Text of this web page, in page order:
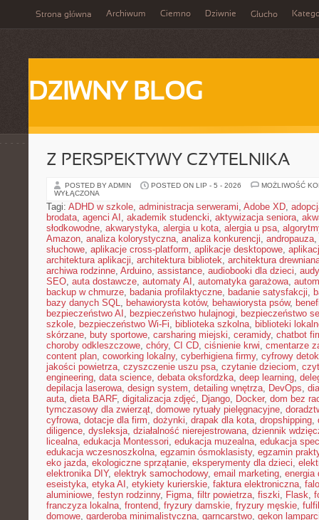
Strona główna Archiwum Ciemno Dziwnie Głucho
DZIWNY BLOG
Z PERSPEKTYWY CZYTELNIKA
POSTED BY ADMIN POSTED ON LIP - 5 - 2026
MOŻLIWOŚĆ
WYŁĄCZONA
Tagi: ADHD w szkole, administracja serwerami, Adobe XD,
brodata, agenci AI , akademik studencki, aktywizacja seniora,
słodkowodne, akwarystyka, alergia u kota, alergia u psa,
Amazon, analiza kolorystyczna, analiza konkurencji, andropauza,
słuchowe, aplikacje cross-platform, aplikacje desktopowe,
architektura aplikacji, architektura bibliotek, architektura
archiwa rodzinne, Arduino, assistance, audiobooki dla dzieci,
SEO, auta dostawcze, automaty AI , automatyka garażowa,
backup w chmurze, badania profilaktyczne, badanie satysfakcji,
bazy danych SQL, behawiorysta kotów, behawiorysta psów,
bezpieczeństwo AI , bezpieczeństwo hulajnogi, bezpieczeństwo
szkole, bezpieczeństwo Wi-Fi, biblioteka szkolna, biblioteki
skórzane, buty sportowe, carsharing miejski, ceramidy, chatbot
choroby odkleszczowe, chóry, CI CD, ciśnienie krwi, cmentarze
content plan, coworking lokalny, cyberhigiena firmy, cyfrowy
jakości powietrza, czyszczenie uszu psa, czytanie dzieciom,
engineering, data science, debata oksfordzka, deep learning,
depilacja laserowa, design system, detailing wnętrza, DevOps,
auta, dieta BARF, digitalizacja zdjęć, Django, Docker, dom bez
tymczasowy dla zwierząt, domowe rytuały pielęgnacyjne,
cyfrowa, dotacje dla firm, dożynki, drapak dla kota, dropshipping,
diligence, dysleksja, działalność nierejestrowana, dziennik
licealna, edukacja Montessori, edukacja muzealna, edukacja
edukacja wczesnoszkolna, egzamin ósmoklasisty, egzamin
eko jazda, ekologiczne sprzątanie, eksperymenty dla dzieci,
elektronika DIY, elektryk samochodowy, email marketing, energia
eseistyka, etyka AI , etykiety kurierskie, faktura elektroniczna,
aluminiowe, festyn rodzinny, Figma, filtr powietrza, fiszki, Flask,
franczyza lokalna, frontend, fryzury damskie, fryzury męskie,
domowe, garderoba minimalistyczna, garncarstwo, gekon